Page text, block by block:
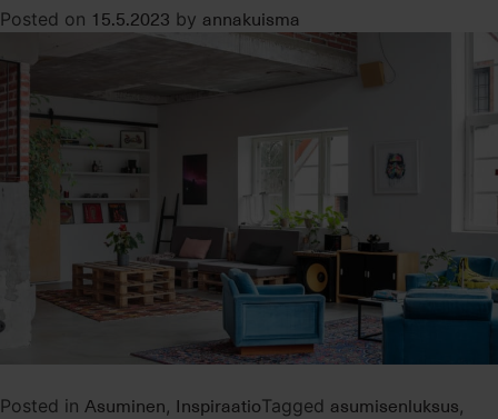
Posted on 15.5.2023 by annakuisma
Posted in Asuminen, InspiraatioTagged asumisenluksus,